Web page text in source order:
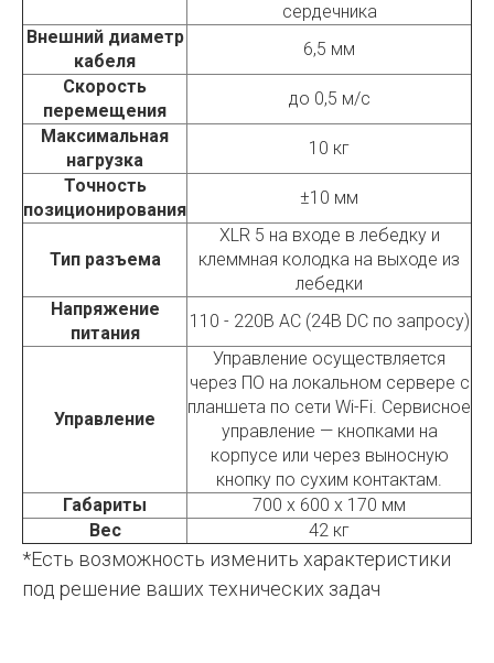
сердечника
Внешний диаметр
кабеля
6,5 мм
Скорость
перемещения
до 0,5 м/с
Максимальная
нагрузка
10 кг
Точность
позиционирования
±10 мм
Тип разъема
XLR 5 на входе в лебедку и
клеммная колодка на выходе из
лебедки
Напряжение
питания
110 - 220В AC (24В DC по запросу)
Управление
Управление осуществляется
через ПО на локальном сервере с
планшета по сети Wi-Fi. Сервисное
управление — кнопками на
корпусе или через выносную
кнопку по сухим контактам.
Габариты
700 х 600 х 170 мм
Вес
42 кг
*Есть возможность изменить характеристики
под решение ваших технических задач